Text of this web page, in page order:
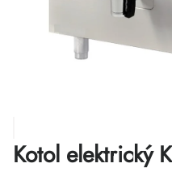
Kotol elektrický